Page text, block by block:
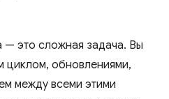
это сложная задача. Вы
циклом, обновлениями,
между всеми этими